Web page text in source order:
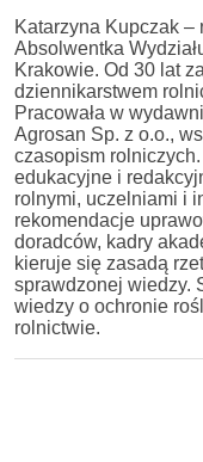
Katarzyna Kupczak –
Absolwentka
Krakowie. Od 30 lat
dziennikarstwem
Pracowała w
Agrosan Sp. z o.o.,
czasopism
edukacyjne i
rolnymi, uczelniami i
rekomendacje
doradców, kadry
kieruje się zasadą
sprawdzonej wiedzy.
wiedzy o ochronie
rolnictwie.